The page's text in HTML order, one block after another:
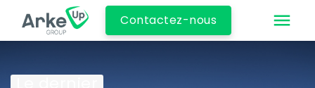
Contactez-nous